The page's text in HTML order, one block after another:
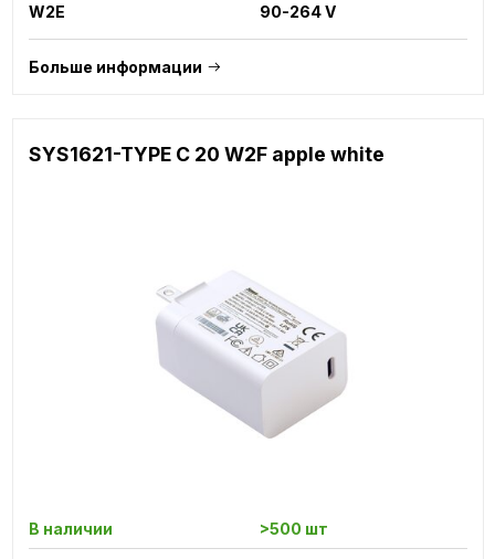
W2E 90-264 V
Больше информации
SYS1621-TYPE C 20 W2F apple white
В наличии >500 шт